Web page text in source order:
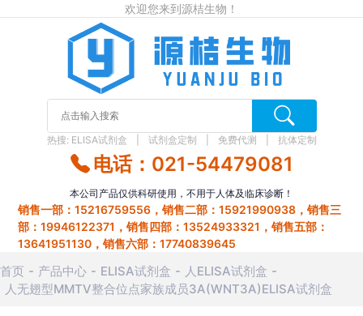
欢迎您来到源桔生物！
热搜: ELISA试剂盒 试剂盒定制 免费代测 抗体定制
电话：021-54479081
本公司产品仅供科研使用，不用于人体及临床诊断！
销售一部：15216759556，销售二部：15921990938，销售三
部：19946122371，销售四部：13524933321，销售五部：
13641951130，销售六部：17740839645
首页 产品中心 ELISA试剂盒
人ELISA试剂盒
人无翅型MMTV整合位点家族成员3A(WNT3A)ELISA试剂盒